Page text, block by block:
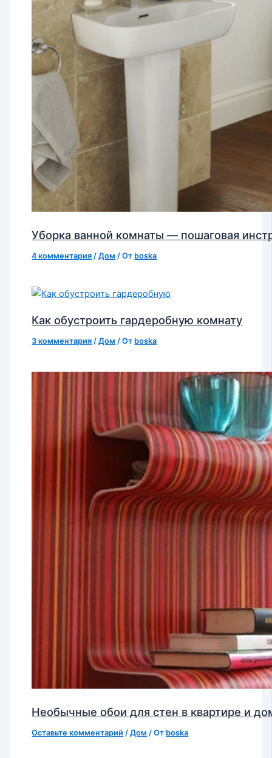
Уборка ванной комнаты — пошаговая
4 комментария /Дом / От boska
Как обустроить гардеробную комнату
3 комментария /Дом / От boska
Необычные обои для стен в квартире и
Оставьте комментарий /Дом / От boska